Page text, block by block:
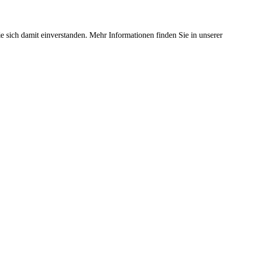
sich damit einverstanden. Mehr Informationen finden Sie in unserer